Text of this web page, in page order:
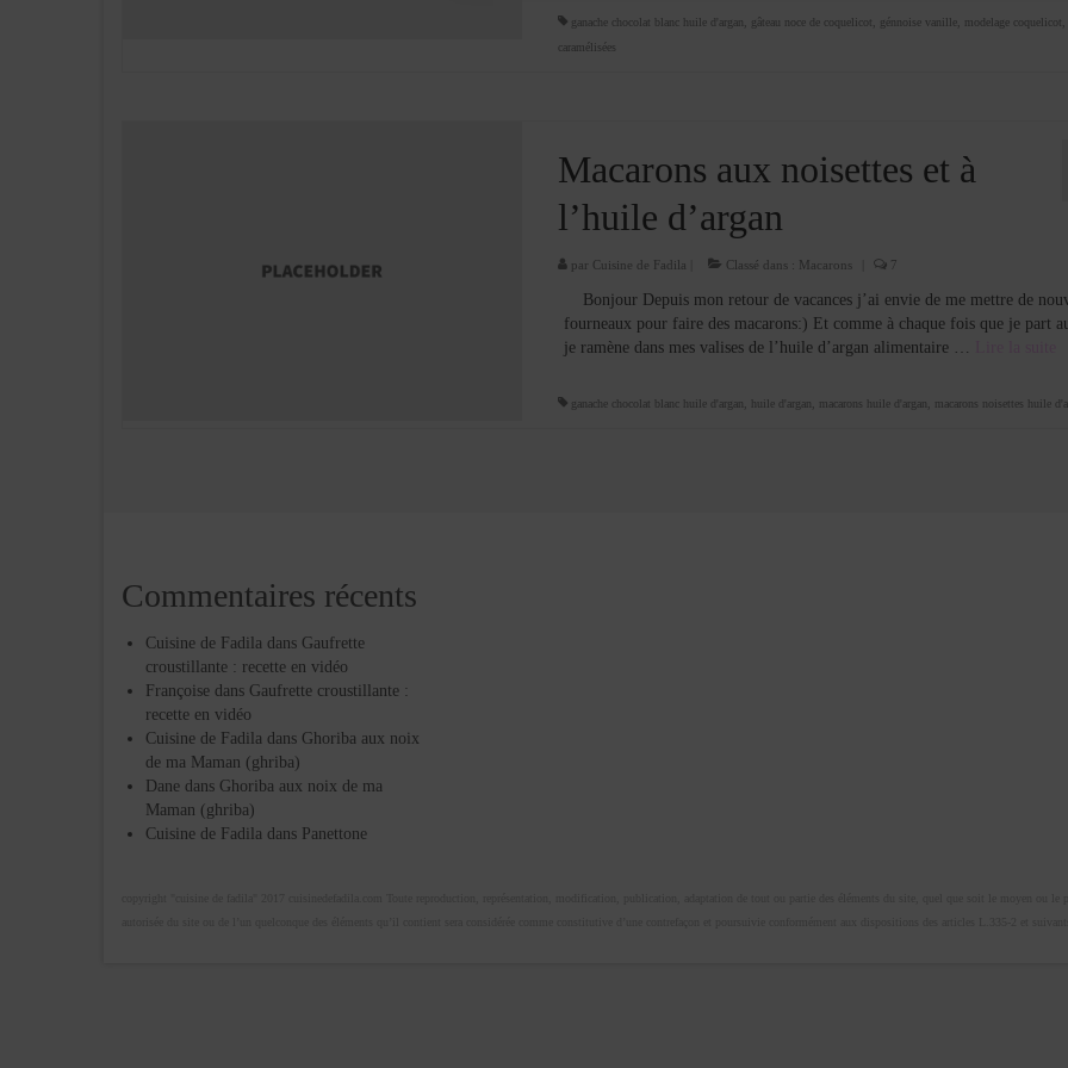
ganache chocolat blanc huile d'argan, gâteau noce de coquelicot, génnoise vanille, modelage coquelicot,
caramélisées
Macarons aux noisettes et à
l’huile d’argan
par Cuisine de Fadila Classé dans : Macarons 7
Bonjour Depuis mon retour de vacances j’ai envie de me mettre de
fourneaux pour faire des macarons:) Et comme à chaque fois que je part
je ramène dans mes valises de l’huile d’argan alimentaire …
ganache chocolat blanc huile d'argan, huile d'argan, macarons huile d'argan, macarons noisettes huile
Commentaires récents
Cuisine de Fadila dans Gaufrette
croustillante : recette en vidéo
Françoise dans Gaufrette croustillante :
recette en vidéo
Cuisine de Fadila dans Ghoriba aux noix
de ma Maman (ghriba)
Dane dans Ghoriba aux noix de ma
Maman (ghriba)
Cuisine de Fadila dans Panettone